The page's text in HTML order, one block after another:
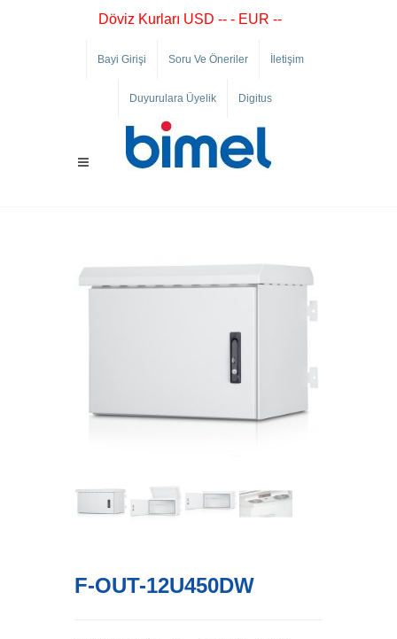
Döviz Kurları USD -- - EUR --
Bayi Girişi Soru Ve Öneriler İletişim
Duyurulara Üyelik Digitus
F-OUT-12U450DW